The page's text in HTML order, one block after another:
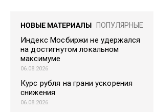
НОВЫЕ МАТЕРИАЛЫ ПОПУЛЯРНЫЕ
Индекс Мосбиржи не удержался
на достигнутом локальном
максимуме
06.08.2026
Курс рубля на грани ускорения
снижения
06.08.2026